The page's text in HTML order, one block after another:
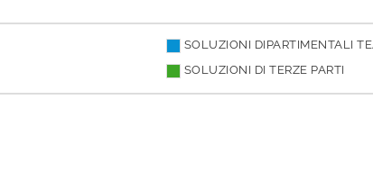
SOLUZIONI DIPARTIMENTALI
SOLUZIONI DI TERZE PARTI